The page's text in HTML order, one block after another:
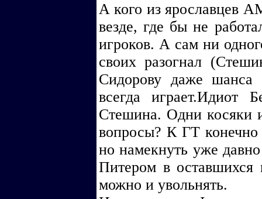
А кого из ярославцев
везде, где бы не
игроков. А сам ни
своих разогнал
Сидорову даже
всегда играет.Идиот
Стешина. Одни косяки
вопросы? К ГТ конечно
но намекнуть уже
Питером в оставшихся
можно и увольнять.